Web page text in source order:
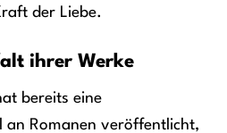
der Liebe.
ihrer Werke
bereits eine
an Romanen veröffentlicht,